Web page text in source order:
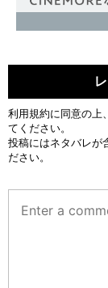
利用規約に同意の上
てください。
投稿にはネタバレが
ださい。